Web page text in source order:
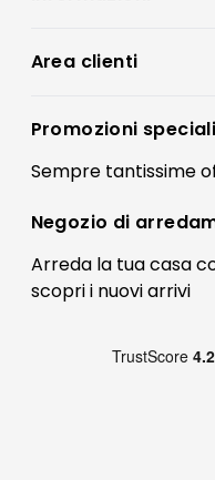
Condizioni di vendita
Preferenze Cookies
Termini e condizioni
Contatti
FAQ
Pagamenti
Area clienti
Registrati
Il mio account
Promozioni speciali
Sempre tantissime
Negozio di
Arreda la tua casa
scopri i nuovi arrivi